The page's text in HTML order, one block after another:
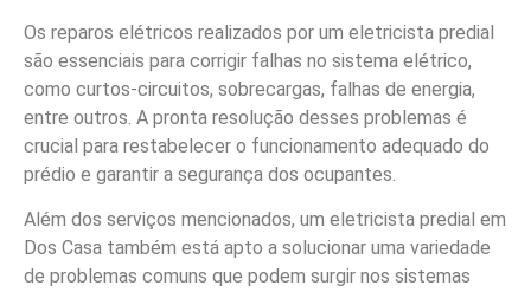
Os reparos elétricos realizados por um eletricista predial
são essenciais para corrigir falhas no sistema elétrico,
como curtos-circuitos, sobrecargas, falhas de energia,
entre outros. A pronta resolução desses problemas é
crucial para restabelecer o funcionamento adequado do
prédio e garantir a segurança dos ocupantes.
Além dos serviços mencionados, um eletricista predial em
Dos Casa também está apto a solucionar uma variedade
de problemas comuns que podem surgir nos sistemas